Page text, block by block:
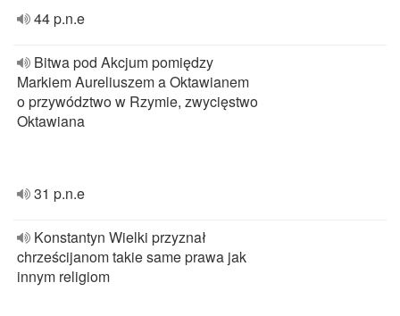
44 p.n.e
Bitwa pod Akcjum pomiędzy
Markiem Aureliuszem a Oktawianem
o przywództwo w Rzymie, zwycięstwo
Oktawiana
31 p.n.e
Konstantyn Wielki przyznał
chrześcijanom takie same prawa jak
innym religiom